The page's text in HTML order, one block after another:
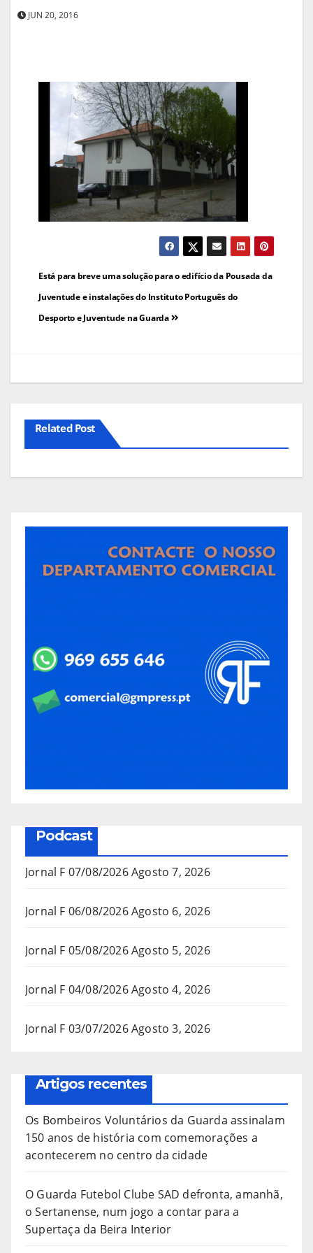
JUN 20, 2016
Navegação
de
artigos
Está para breve uma solução para o edifício da Pousada da
Juventude e instalações do Instituto Português do
Desporto e Juventude na Guarda
Related Post
Podcast
Jornal F 07/08/2026Agosto 7, 2026
Jornal F 06/08/2026Agosto 6, 2026
Jornal F 05/08/2026Agosto 5, 2026
Jornal F 04/08/2026Agosto 4, 2026
Jornal F 03/07/2026Agosto 3, 2026
Artigos recentes
Os Bombeiros Voluntários da Guarda assinalam
150 anos de história com comemorações a
acontecerem no centro da cidade
O Guarda Futebol Clube SAD defronta, amanhã,
o Sertanense, num jogo a contar para a
Supertaça da Beira Interior